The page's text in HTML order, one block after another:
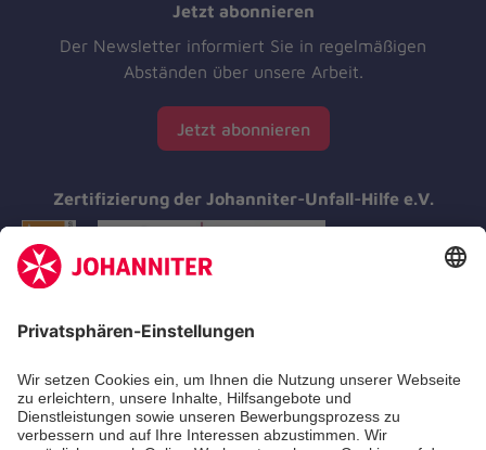
Jetzt abonnieren
Der Newsletter informiert Sie in regelmäßigen
Abständen über unsere Arbeit.
Jetzt abonnieren
Zertifizierung der Johanniter-Unfall-Hilfe e.V.
Aus- & Fortbildungen
Erste-Hilfe-Kurse